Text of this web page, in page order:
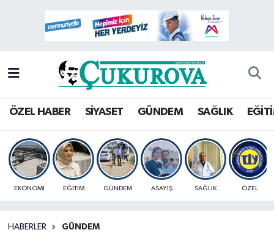
ÖZEL HABER SİYASET GÜNDEM SAĞLIK
EKONOMİ EĞİTİM GÜNDEM ASAYİŞ SAĞLIK ÖZEL
HABERLER GÜNDEM
Mersin Hava Durumu
Mersin Namaz Vakitleri
Mersin Trafik Yoğunluk Haritası
Süper Lig Puan Durumu ve Fikstür